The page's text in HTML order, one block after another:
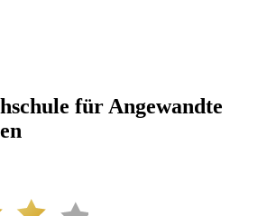
für Angewandte